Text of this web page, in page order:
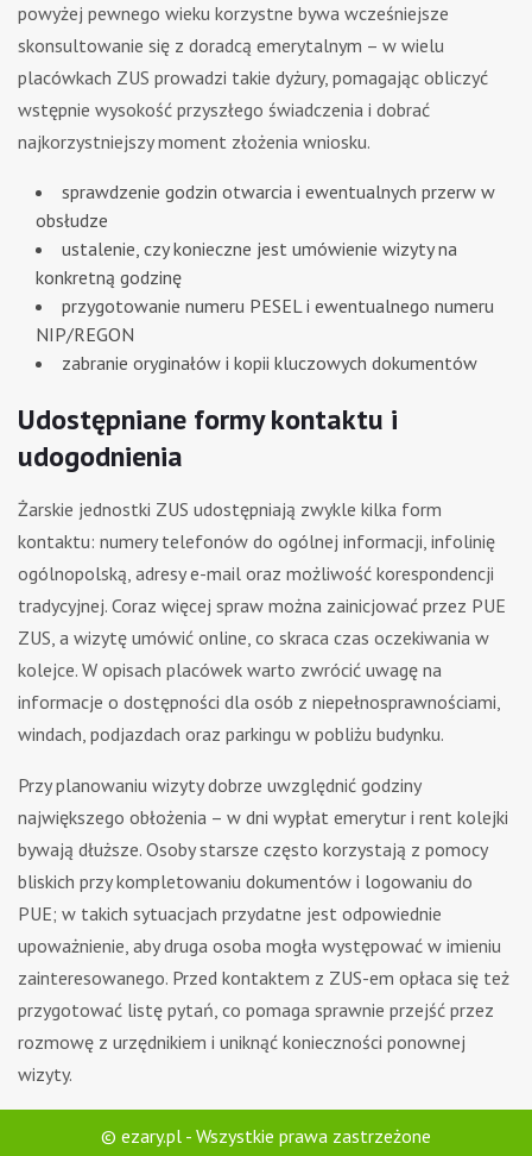
powyżej pewnego wieku korzystne bywa wcześniejsze
skonsultowanie się z doradcą emerytalnym – w wielu
placówkach ZUS prowadzi takie dyżury, pomagając obliczyć
wstępnie wysokość przyszłego świadczenia i dobrać
najkorzystniejszy moment złożenia wniosku.
sprawdzenie godzin otwarcia i ewentualnych przerw w
obsłudze
ustalenie, czy konieczne jest umówienie wizyty na
konkretną godzinę
przygotowanie numeru PESEL i ewentualnego numeru
NIP/REGON
zabranie oryginałów i kopii kluczowych dokumentów
Udostępniane formy kontaktu i
udogodnienia
Żarskie jednostki ZUS udostępniają zwykle kilka form
kontaktu: numery telefonów do ogólnej informacji, infolinię
ogólnopolską, adresy e-mail oraz możliwość korespondencji
tradycyjnej. Coraz więcej spraw można zainicjować przez PUE
ZUS, a wizytę umówić online, co skraca czas oczekiwania w
kolejce. W opisach placówek warto zwrócić uwagę na
informacje o dostępności dla osób z niepełnosprawnościami,
windach, podjazdach oraz parkingu w pobliżu budynku.
Przy planowaniu wizyty dobrze uwzględnić godziny
największego obłożenia – w dni wypłat emerytur i rent kolejki
bywają dłuższe. Osoby starsze często korzystają z pomocy
bliskich przy kompletowaniu dokumentów i logowaniu do
PUE; w takich sytuacjach przydatne jest odpowiednie
upoważnienie, aby druga osoba mogła występować w imieniu
zainteresowanego. Przed kontaktem z ZUS-em opłaca się też
przygotować listę pytań, co pomaga sprawnie przejść przez
rozmowę z urzędnikiem i uniknąć konieczności ponownej
wizyty.
© ezary.pl - Wszystkie prawa zastrzeżone